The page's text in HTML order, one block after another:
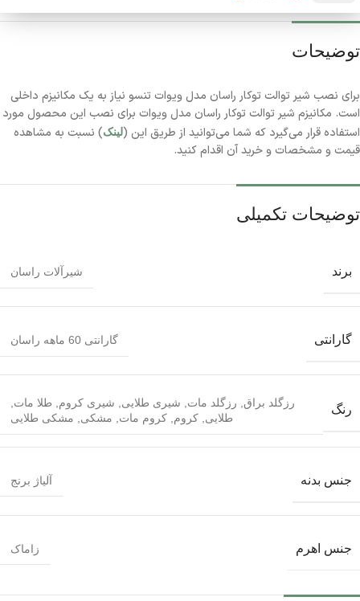
توضیحات
برای نصب شیر توالت توکار راسان مدل ویوات تنسو نیاز به یک مکانیزم داخلی
است. مکانیزم شیر توالت توکار راسان مدل ویوات برای نصب این محصول مورد
استفاده قرار می‌گیرد که شما می‌توانید از طریق این (لینک) نسبت به مشاهده
قیمت و مشخصات و خرید آن اقدام کنید.
توضیحات تکمیلی
برند شیرآلات راسان
گارانتی گارانتی 60 ماهه راسان
رنگ
رزگلد براق رزگلد مات شیری طلایی شیری کروم طلا مات
طلایی کروم کروم مات مشکی مشکی طلایی
جنس بدنه آلیاژ برنج
جنس اهرم زاماک